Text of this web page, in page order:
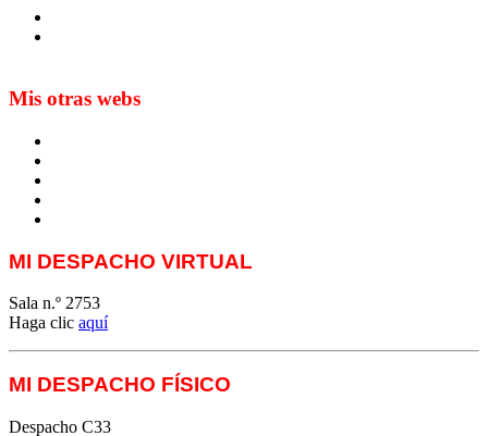
Mis otras webs
MI DESPACHO VIRTUAL
Sala n.º 2753
Haga clic aquí
MI DESPACHO FÍSICO
Despacho C33